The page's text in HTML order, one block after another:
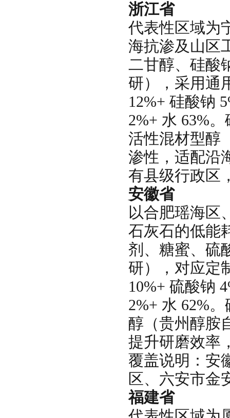
浙江省
代表性区域为
海抗渗及山区
二甘醇、硅酸
研），采用通
12%+ 硅酸钠
2%+ 水 63%
活性混材型醇
渗性，适配沿
有县级行政区
安徽省
以合肥瑶海区
石灰石的低能
剂、糖蜜、硫
研），对应定
10%+ 硫酸钠
2%+ 水 62%
醇（贵州醇胺
提升研磨效率
覆盖说明：安
区、六安市金
福建省